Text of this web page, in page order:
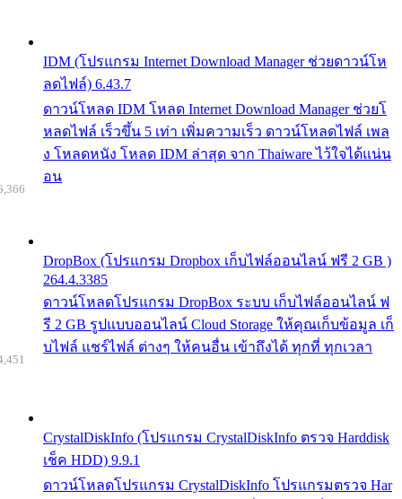
IDM (โปรแกรม Internet Download Manager ช่วยดาวน์โห
ลดไฟล์) 6.43.7
ดาวน์โหลด IDM โหลด Internet Download Manager ช่วยโ
หลดไฟล์ เร็วขึ้น 5 เท่า เพิ่มความเร็ว ดาวน์โหลดไฟล์ เพล
ง โหลดหนัง โหลด IDM ล่าสุด จาก Thaiware ไว้ใจได้แน่น
อน
DropBox (โปรแกรม Dropbox เก็บไฟล์ออนไลน์ ฟรี 2 GB )
264.4.3385
ดาวน์โหลดโปรแกรม DropBox ระบบ เก็บไฟล์ออนไลน์ ฟ
รี 2 GB รูปแบบออนไลน์ Cloud Storage ให้คุณเก็บข้อมูล เก็
บไฟล์ แชร์ไฟล์ ต่างๆ ให้คนอื่น เข้าถึงได้ ทุกที่ ทุกเวลา
CrystalDiskInfo (โปรแกรม CrystalDiskInfo ตรวจ Harddisk
เช็ค HDD) 9.9.1
ดาวน์โหลดโปรแกรม CrystalDiskInfo โปรแกรมตรวจ Har